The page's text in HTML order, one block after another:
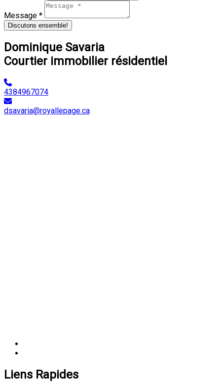
Message *
Discutons ensemble!
Dominique Savaria
Courtier immobilier résidentiel
4384967074
dsavaria@royallepage.ca
Liens Rapides